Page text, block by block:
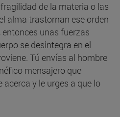
de la materia o las
alma trastornan ese orden
unas fuerzas
se desintegra en el
Tú envías al hombre
mensajero que
y le urges a que lo